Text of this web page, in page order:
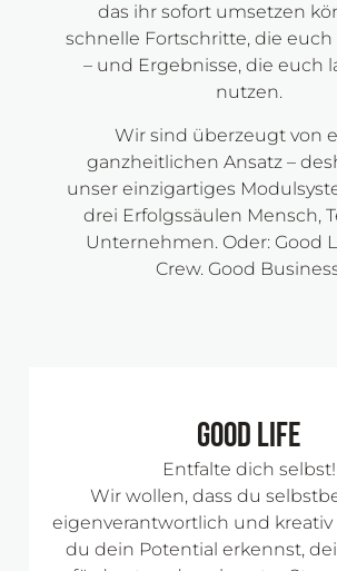
das ihr sofort umsetzen
schnelle Fortschritte, die
– und Ergebnisse, die euch
nutzen.
Wir sind überzeugt von
ganzheitlichen Ansatz –
unser einzigartiges
drei Erfolgssäulen Mensch,
Unternehmen. Oder: Good
Crew. Good
Good Life
Entfalte dich selbst!
Wir wollen, dass du
eigenverantwortlich und kreativ
du dein Potential erkennst,